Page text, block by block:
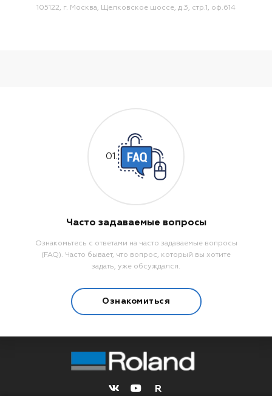
105122, г. Москва, Щелковское шоссе, д.3, стр.1, оф.614
01.
Часто задаваемые вопросы
Ознакомьтесь с ответами на часто задаваемые вопросы
(FAQ). Часто бывает, что вопрос, который вы хотите
задать, уже обсуждался.
Ознакомиться
R